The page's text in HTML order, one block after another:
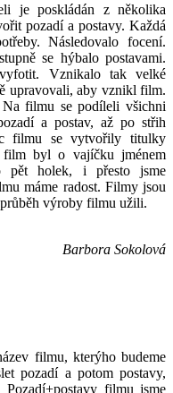
je poskládán z několika
pozadí a postavy. Každá
Následovalo focení.
se hýbalo postavami.
Vznikalo tak velké
upravovali, aby vznikl film.
filmu se podíleli všichni
a postav, až po střih
filmu se vytvořily titulky
film byl o vajíčku jménem
pět holek, i přesto jsme
máme radost. Filmy jsou
výroby filmu užili.
Barbora Sokolová
filmu, kterýho budeme
pozadí a potom postavy,
filmu jsme